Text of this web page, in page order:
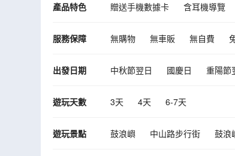
產品特色 贈送手機數據卡 含耳機導覽
服務保障 無購物 無車販 無自費
出發日期 中秋節翌日 國慶日 重陽節
遊玩天數 3天 4天 6-7天
遊玩景點 鼓浪嶼 中山路步行街 鼓浪